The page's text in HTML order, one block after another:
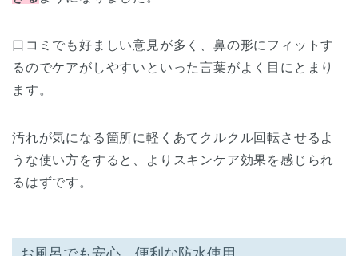
口コミでも好ましい意見が多く、鼻の形にフィットす
るのでケアがしやすいといった言葉がよく目にとまり
ます。
汚れが気になる箇所に軽くあてクルクル回転させるよ
うな使い方をすると、よりスキンケア効果を感じられ
るはずです。